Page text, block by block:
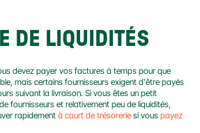
DE LIQUIDITÉS
devez payer vos factures à temps pour que
mais certains fournisseurs exigent d'être payés
suivant la livraison. Si vous êtes un petit
fournisseurs et relativement peu de liquidités,
rapidement à court de trésorerie si vous payez